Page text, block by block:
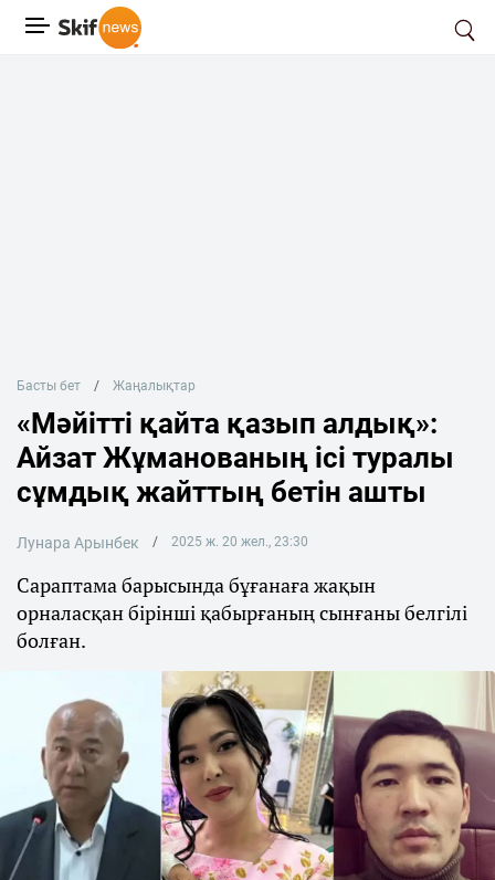
Басты бет Жаңалықтар
«Мәйітті қайта қазып алдық»:
Айзат Жұманованың ісі туралы
сұмдық жайттың бетін ашты
Лунара Арынбек 2025 ж. 20 жел., 23:30
Сараптама барысында бұғанаға жақын
орналасқан бірінші қабырғаның сынғаны белгілі
болған.